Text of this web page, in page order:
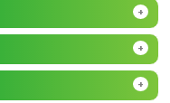
+
+
+